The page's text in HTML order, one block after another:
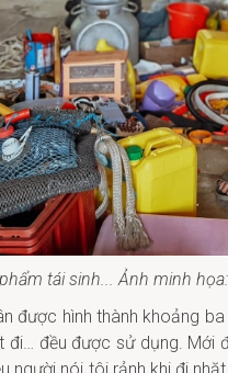
tái sinh... Ảnh minh
được hình thành khoảng
đều được sử dụng. Mới